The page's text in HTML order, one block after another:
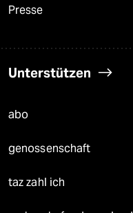
Presse
Unterstützen
abo
genossenschaft
taz zahl ich